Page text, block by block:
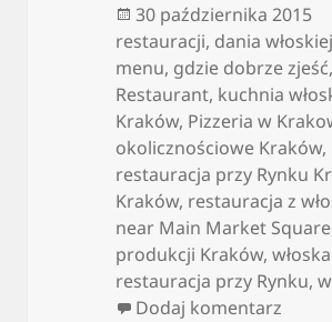
Data
publikacji
30 października 2015
restauracji, dania
menu, gdzie dobrze zjeść,
Restaurant, kuchnia
Kraków, Pizzeria w
okolicznościowe Kraków,
restauracja przy Rynku
Kraków, restauracja z
near Main Market Square
produkcji Kraków,
restauracja przy Rynku,
Dodaj komentarz